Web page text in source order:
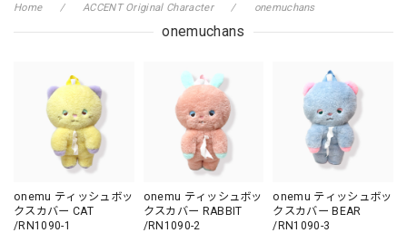
Home ACCENT Original Character onemuchans
onemuchans
onemu ティッシュボッ
クスカバー CAT
/RN1090-1
onemu ティッシュボッ
クスカバー RABBIT
/RN1090-2
onemu ティッシュボッ
クスカバー BEAR
/RN1090-3